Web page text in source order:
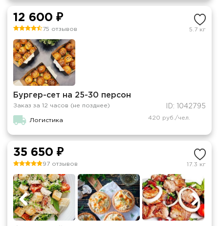
12 600 ₽
75 отзывов 5.7 кг
Бургер-сет на 25-30 персон
Заказ за 12 часов (не позднее) ID: 1042795
Логистика 420 руб./чел.
35 650 ₽
97 отзывов 17.3 кг